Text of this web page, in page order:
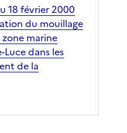
18 février 2000
du mouillage
marine
dans les
de la